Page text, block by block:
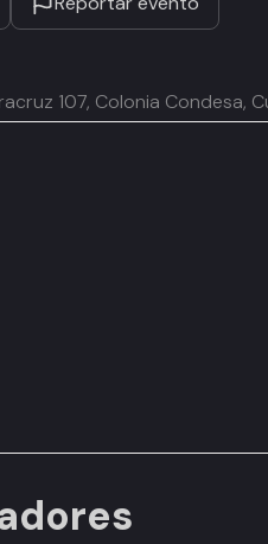
107, Colonia Condesa,